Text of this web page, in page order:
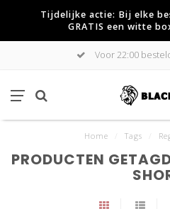
Tijdelijke actie: Bij elke
GRATIS een witte
Voor 22:00
Home Tags
PRODUCTEN